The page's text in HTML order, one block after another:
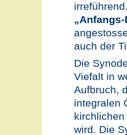
auch der
Die
Viefalt in
Aufbruch,
integralen
wird. Die